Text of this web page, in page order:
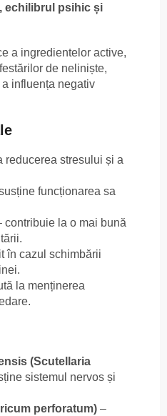
echilibrul psihic și
a ingredientelor active,
de neliniște,
influența negativ
reducerea stresului și a
funcționarea sa
contribuie la o mai bună
în cazul schimbării
la menținerea
(Scutellaria
sistemul nervos și
perforatum) –